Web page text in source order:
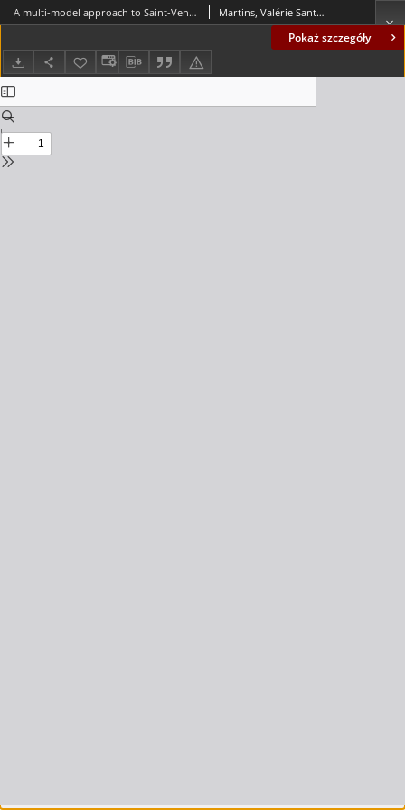
Pokaż szczegóły
A multi-model approach to Saint-Venant equations: a stability study by LMIs Martins, Valérie Santos dos; Rodrigues, Mickael; Diagne, Mamadou